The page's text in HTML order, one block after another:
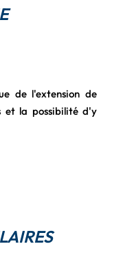
de l'extension de
et la possibilité d'y